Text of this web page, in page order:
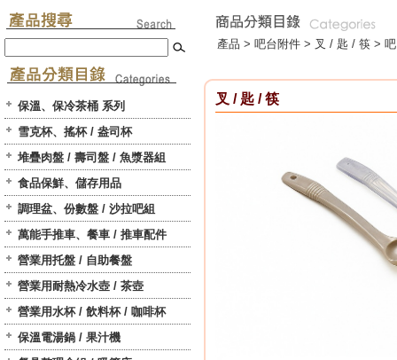
保溫、保冷茶桶 系列
雪克杯、搖杯 / 盎司杯
堆疊肉盤 / 壽司盤 / 魚漿器組
食品保鮮、儲存用品
調理盆、份數盤 / 沙拉吧組
萬能手推車、餐車 / 推車配件
營業用托盤 / 自助餐盤
營業用耐熱冷水壺 / 茶壺
營業用水杯 / 飲料杯 / 咖啡杯
保溫電湯鍋 / 果汁機
產品 > 吧台附件 > 叉 / 匙 / 筷 >
叉 / 匙 / 筷